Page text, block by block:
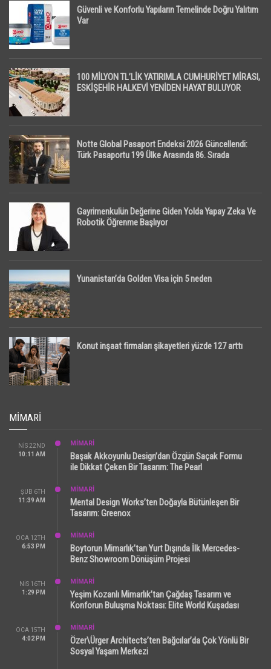
Güvenli ve Konforlu Yapıların Temelinde Doğru Yalıtım
Var
100 MİLYON TL’LİK YATIRIMLA CUMHURİYET MİRASI,
ESKİŞEHİR HALKEVİ YENİDEN HAYAT BULUYOR
Notte Global Pasaport Endeksi 2026 Güncellendi:
Türk Pasaportu 199 Ülke Arasında 86. Sırada
Gayrimenkulün Değerine Giden Yolda Yapay Zeka Ve
Robotik Öğrenme Başlıyor
Yunanistan’da Golden Visa için 5 neden
Konut inşaat firmaları şikayetleri yüzde 127 arttı
MIMARI
NIS 22ND
10:11 AM
MİMARİ
Başak Akkoyunlu Design’dan Özgün Saçak Formu
ile Dikkat Çeken Bir Tasarım: The Pearl
ŞUB 6TH
11:39 AM
MİMARİ
Mental Design Works’ten Doğayla Bütünleşen Bir
Tasarım: Greenox
OCA 12TH
6:53 PM
MİMARİ
Boytorun Mimarlık’tan Yurt Dışında İlk Mercedes-
Benz Showroom Dönüşüm Projesi
NIS 16TH
1:29 PM
MİMARİ
Yeşim Kozanlı Mimarlık’tan Çağdaş Tasarım ve
Konforun Buluşma Noktası: Elite World Kuşadası
OCA 15TH
4:02 PM
MİMARİ
Özer\Ürger Architects’ten Bağcılar’da Çok Yönlü Bir
Sosyal Yaşam Merkezi